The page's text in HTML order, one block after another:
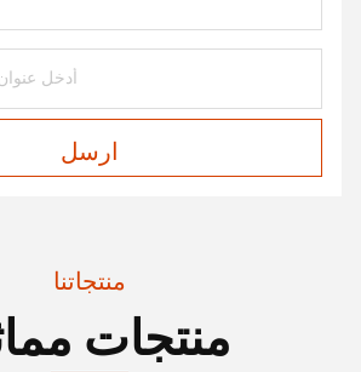
ارسل
منتجاتنا
منتجات